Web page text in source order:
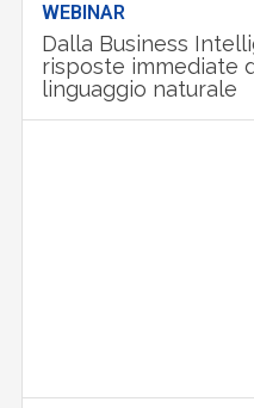
WEBINAR
Dalla Business
risposte immediate
linguaggio naturale